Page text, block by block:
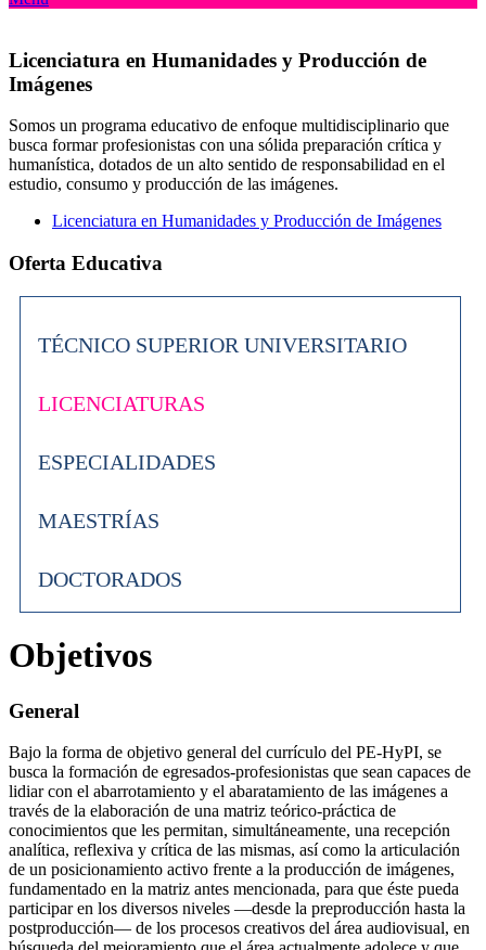
Licenciatura en Humanidades y Producción de
Imágenes
Somos un programa educativo de enfoque multidisciplinario que
busca formar profesionistas con una sólida preparación crítica y
humanística, dotados de un alto sentido de responsabilidad en el
estudio, consumo y producción de las imágenes.
Licenciatura en Humanidades y Producción de Imágenes
Oferta Educativa
TÉCNICO SUPERIOR UNIVERSITARIO
LICENCIATURAS
ESPECIALIDADES
MAESTRÍAS
DOCTORADOS
Objetivos
General
Bajo la forma de objetivo general del currículo del PE-HyPI, se
busca la formación de egresados-profesionistas que sean capaces de
lidiar con el abarrotamiento y el abaratamiento de las imágenes a
través de la elaboración de una matriz teórico-práctica de
conocimientos que les permitan, simultáneamente, una recepción
analítica, reflexiva y crítica de las mismas, así como la articulación
de un posicionamiento activo frente a la producción de imágenes,
fundamentado en la matriz antes mencionada, para que éste pueda
participar en los diversos niveles —desde la preproducción hasta la
postproducción— de los procesos creativos del área audiovisual, en